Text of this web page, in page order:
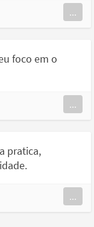
...
foco em o
...
pratica,
...